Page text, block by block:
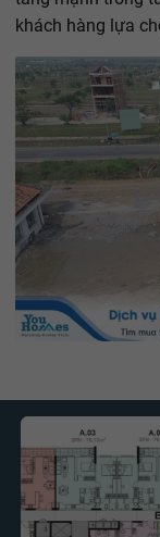
khách hàng lựa